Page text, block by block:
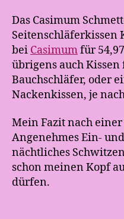
Das Casimum
bei Casimumfür
übrigens auch
Bauchschläfer, oder
Nackenkissen, je
Mein Fazit nach
Angenehmes Ein-
nächtliches
schon meinen Kopf
dürfen.